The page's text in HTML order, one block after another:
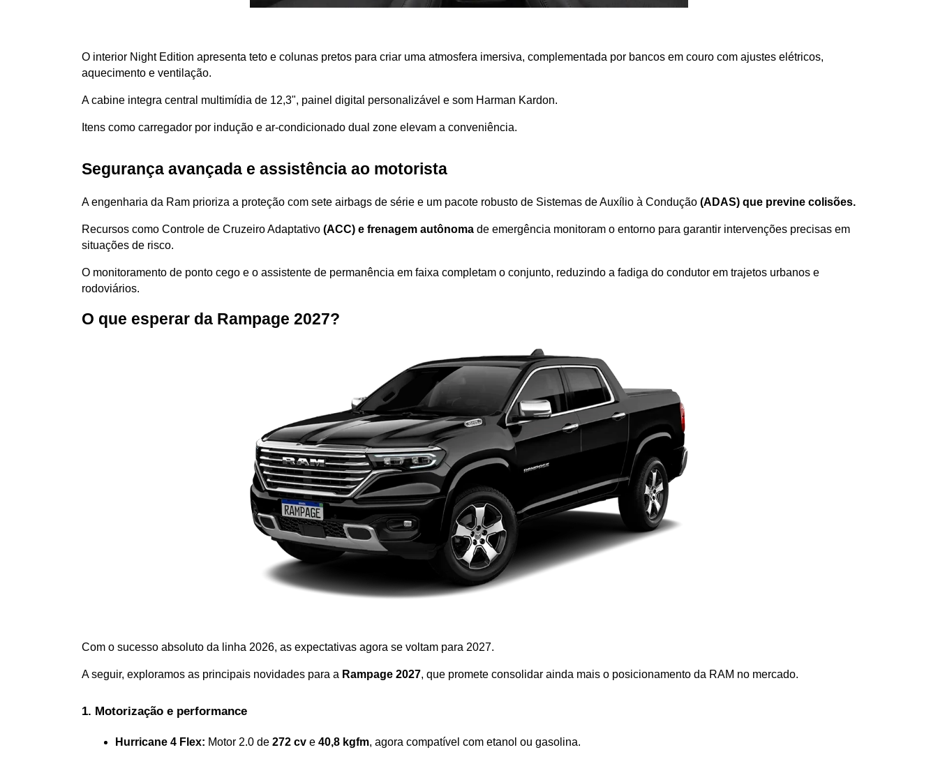
O interior Night Edition apresenta teto e colunas pretos para criar uma atmosfera imersiva, complementada por bancos em couro com ajustes elétricos,
aquecimento e ventilação.
A cabine integra central multimídia de 12,3", painel digital personalizável e som Harman Kardon.
Itens como carregador por indução e ar-condicionado dual zone elevam a conveniência.
Segurança avançada e assistência ao motorista
A engenharia da Ram prioriza a proteção com sete airbags de série e um pacote robusto de Sistemas de Auxílio à Condução (ADAS) que previne colisões.
Recursos como Controle de Cruzeiro Adaptativo (ACC) e frenagem autônoma de emergência monitoram o entorno para garantir intervenções precisas em
situações de risco.
O monitoramento de ponto cego e o assistente de permanência em faixa completam o conjunto, reduzindo a fadiga do condutor em trajetos urbanos e
rodoviários.
O que esperar da Rampage 2027?
Com o sucesso absoluto da linha 2026, as expectativas agora se voltam para 2027.
A seguir, exploramos as principais novidades para a Rampage 2027, que promete consolidar ainda mais o posicionamento da RAM no mercado.
1. Motorização e performance
Hurricane 4 Flex: Motor 2.0 de 272 cv e 40,8 kgfm, agora compatível com etanol ou gasolina.